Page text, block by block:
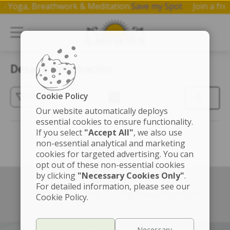
Yoga, Breathwork & Meditation.Save my Spot Join a
Desafio Respiración
(3)
Left box align left Right box align right
Cookie Policy
Our website automatically deploys
essential cookies to ensure functionality.
If you select "Accept All", we also use
non-essential analytical and marketing
cookies for targeted advertising. You can
opt out of these non-essential cookies
by clicking "Necessary Cookies Only".
For detailed information, please see our
Cookie Policy.